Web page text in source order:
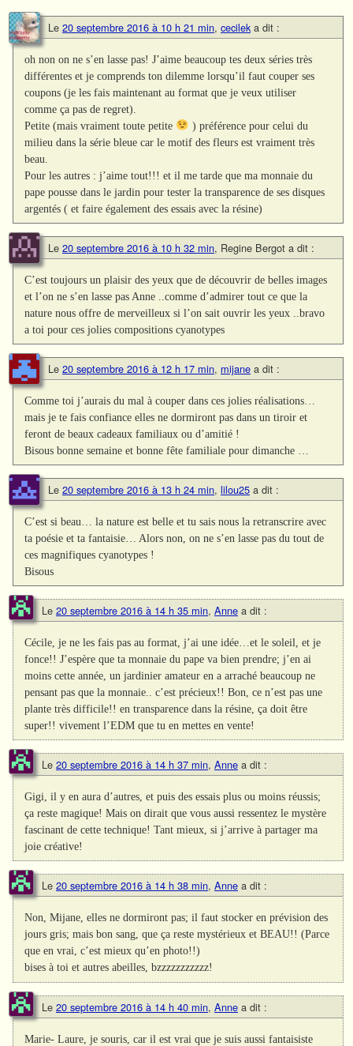
Le 20 septembre 2016 à 10 h 21 min, cecilek a dit :
oh non on ne s’en lasse pas! J’aime beaucoup tes deux séries très
différentes et je comprends ton dilemme lorsqu’il faut couper ses
coupons (je les fais maintenant au format que je veux utiliser
comme ça pas de regret).
Petite (mais vraiment toute petite
) préférence pour celui du
milieu dans la série bleue car le motif des fleurs est vraiment très
beau.
Pour les autres : j’aime tout!!! et il me tarde que ma monnaie du
pape pousse dans le jardin pour tester la transparence de ses disques
argentés ( et faire également des essais avec la résine)
Le 20 septembre 2016 à 10 h 32 min, Regine Bergot a dit :
C’est toujours un plaisir des yeux que de découvrir de belles images
et l’on ne s’en lasse pas Anne ..comme d’admirer tout ce que la
nature nous offre de merveilleux si l’on sait ouvrir les yeux ..bravo
a toi pour ces jolies compositions cyanotypes
Le 20 septembre 2016 à 12 h 17 min, mijane a dit :
Comme toi j’aurais du mal à couper dans ces jolies réalisations…
mais je te fais confiance elles ne dormiront pas dans un tiroir et
feront de beaux cadeaux familiaux ou d’amitié !
Bisous bonne semaine et bonne fête familiale pour dimanche …
Le 20 septembre 2016 à 13 h 24 min, lilou25 a dit :
C’est si beau… la nature est belle et tu sais nous la retranscrire avec
ta poésie et ta fantaisie… Alors non, on ne s’en lasse pas du tout de
ces magnifiques cyanotypes !
Bisous
Le 20 septembre 2016 à 14 h 35 min, Anne a dit :
Cécile, je ne les fais pas au format, j’ai une idée…et le soleil, et je
fonce!! J’espère que ta monnaie du pape va bien prendre; j’en ai
moins cette année, un jardinier amateur en a arraché beaucoup ne
pensant pas que la monnaie.. c’est précieux!! Bon, ce n’est pas une
plante très difficile!! en transparence dans la résine, ça doit être
super!! vivement l’EDM que tu en mettes en vente!
Le 20 septembre 2016 à 14 h 37 min, Anne a dit :
Gigi, il y en aura d’autres, et puis des essais plus ou moins réussis;
ça reste magique! Mais on dirait que vous aussi ressentez le mystère
fascinant de cette technique! Tant mieux, si j’arrive à partager ma
joie créative!
Le 20 septembre 2016 à 14 h 38 min, Anne a dit :
Non, Mijane, elles ne dormiront pas; il faut stocker en prévision des
jours gris; mais bon sang, que ça reste mystérieux et BEAU!! (Parce
que en vrai, c’est mieux qu’en photo!!)
bises à toi et autres abeilles, bzzzzzzzzzzz!
Le 20 septembre 2016 à 14 h 40 min, Anne a dit :
Marie- Laure, je souris, car il est vrai que je suis aussi fantaisiste